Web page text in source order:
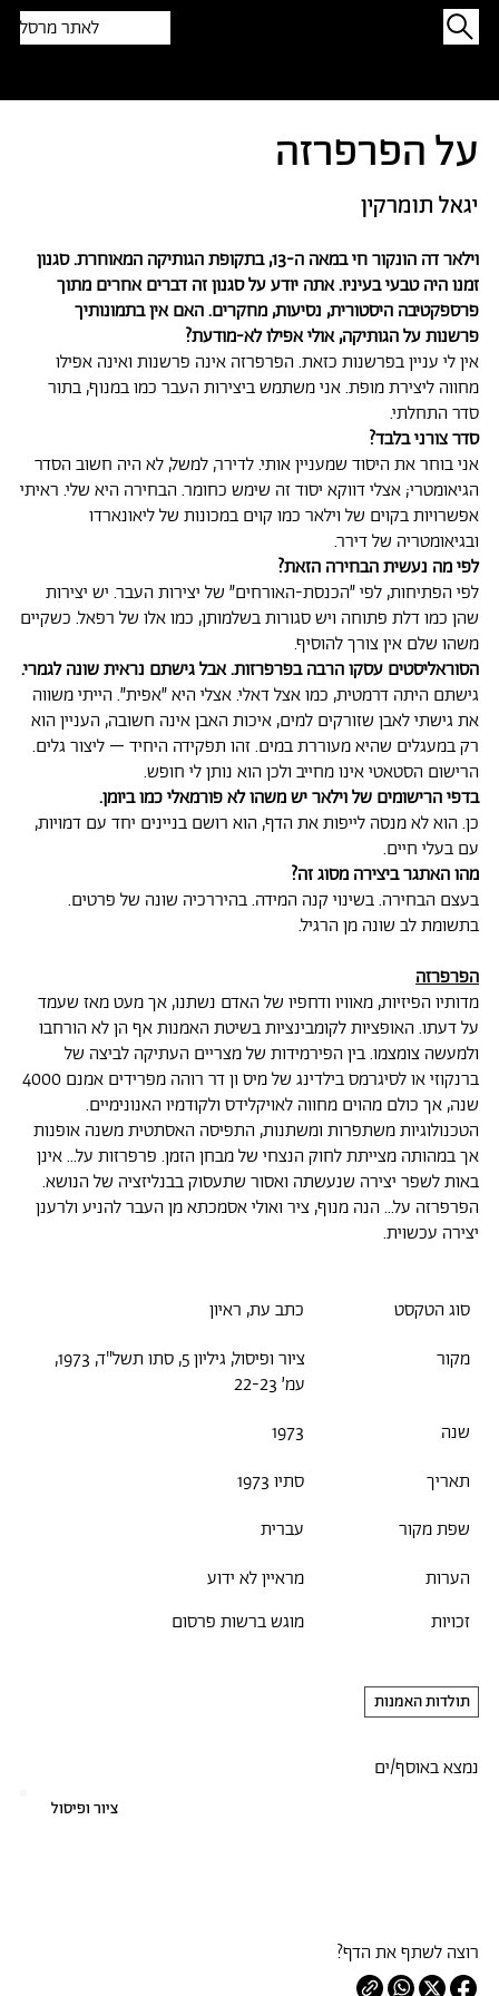
לאתר מרסל
סוג הטקסט
כתב עת, ראיון
מקור
ציור ופיסול, גיליון 5, סתו תשל"ד, 1973,
עמ׳ 22-23
שנה
1973
תאריך
סתיו 1973
שפת מקור
עברית
הערות
מראיין לא ידוע
זכויות
מוגש ברשות פרסום
תולדות האמנות
נמצא באוסף/ים
ציור ופיסול
רוצה לשתף את הדף?
וילאר דה הונקור חי במאה ה-13, בתקופת הגותיקה המאוחרת. סגנון
זמנו היה טבעי בעיניו. אתה יודע על סגנון זה דברים אחרים מתוך
פרספקטיבה היסטורית, נסיעות, מחקרים. האם אין בתמונותיך
פרשנות על הגותיקה, אולי אפילו לא-מודעת?
אין לי עניין בפרשנות כזאת. הפרפרזה אינה פרשנות ואינה אפילו
מחווה ליצירת מופת. אני משתמש ביצירות העבר כמו במנוף, בתור
סדר התחלתי.
סדר צורני בלבד?
אני בוחר את היסוד שמעניין אותי. לדירר, למשל, לא היה חשוב הסדר
הגיאומטרי; אצלי דווקא יסוד זה שימש כחומר. הבחירה היא שלי. ראיתי
אפשרויות בקוים של וילאר כמו קוים במכונות של ליאונארדו
ובגיאומטריה של דירר.
לפי מה נעשית הבחירה הזאת?
לפי הפתיחות, לפי ״הכנסת-האורחים״ של יצירות העבר. יש יצירות
שהן כמו דלת פתוחה ויש סגורות בשלמותן, כמו אלו של רפאל. כשקיים
משהו שלם אין צורך להוסיף.
הסוראליסטים עסקו הרבה בפרפרזות. אבל גישתם נראית שונה לגמרי.
גישתם היתה דרמטית, כמו אצל דאלי. אצלי היא ״אפית״. הייתי משווה
את גישתי לאבן שזורקים למים, איכות האבן אינה חשובה, העניין הוא
רק במעגלים שהיא מעוררת במים. זהו תפקידה היחיד – ליצור גלים.
הרישום הסטאטי אינו מחייב ולכן הוא נותן לי חופש.
בדפי הרישומים של וילאר יש משהו לא פורמאלי כמו ביומן.
כן. הוא לא מנסה לייפות את הדף, הוא רושם בניינים יחד עם דמויות,
עם בעלי חיים.
מהו האתגר ביצירה מסוג זה?
בעצם הבחירה. בשינוי קנה המידה. בהיררכיה שונה של פרטים.
בתשומת לב שונה מן הרגיל.
הפרפרזה
מדותיו הפיזיות, מאוויו ודחפיו של האדם נשתנו, אך מעט מאז שעמד
על דעתו. האופציות לקומבינציות בשיטת האמנות אף הן לא הורחבו
ולמעשה צומצמו. בין הפירמידות של מצריים העתיקה לביצה של
ברנקוזי או לסיגרמס בילדינג של מיס ון דר רוהה מפרידים אמנם 4000
שנה, אך כולם מהוים מחווה לאויקלידס ולקודמיו האנונימיים.
הטכנולוגיות משתפרות ומשתנות, התפיסה האסתטית משנה אופנות
אך במהותה מצייתת לחוק הנצחי של מבחן הזמן. פרפרזות על... אינן
באות לשפר יצירה שנעשתה ואסור שתעסוק בבנליזציה של הנושא.
הפרפרזה על... הנה מנוף, ציר ואולי אסמכתא מן העבר להניע ולרענן
יצירה עכשוית.
על הפרפרזה
יגאל תומרקין